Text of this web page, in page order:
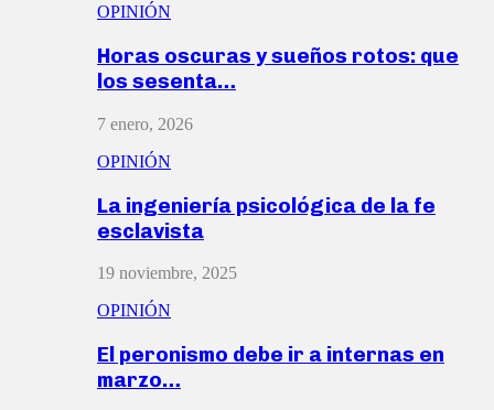
OPINIÓN
Horas oscuras y sueños rotos: que
los sesenta…
7 enero, 2026
OPINIÓN
La ingeniería psicológica de la fe
esclavista
19 noviembre, 2025
OPINIÓN
El peronismo debe ir a internas en
marzo…